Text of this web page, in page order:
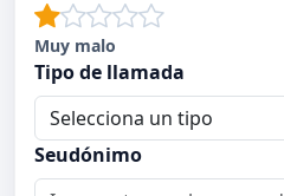
Muy malo
Tipo de llamada
Seudónimo